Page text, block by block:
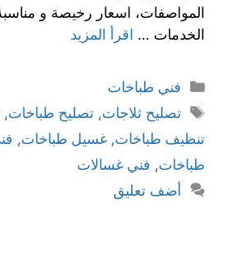
المواصفات، اسعار رخيصة و
الخدمات … اقرأ المزيد
فني طباخات
تصليح ثلاجات, تصليح طباخات,
تنظيف طباخات, غسيل طباخات,
طباخات, فني غسالات
أضف تعليق